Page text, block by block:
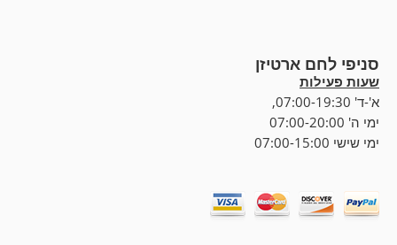
סניפי לחם ארטיזן
שעות פעילות
א'-ד' 07:00-19:30,
ימי ה' 07:00-20:00
ימי שישי 07:00-15:00